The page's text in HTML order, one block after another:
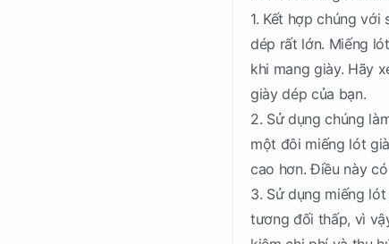
1. Kết hợp chúng
dép rất lớn. Miếng
khi mang giày. Hãy
giày dép của bạn.
2. Sử dụng chúng
một đôi miếng lót
cao hơn. Điều này
3. Sử dụng miếng
tương đối thấp, vì